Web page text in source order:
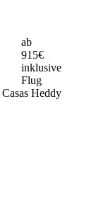
ab
915€
inklusive
Flug
Casas Heddy